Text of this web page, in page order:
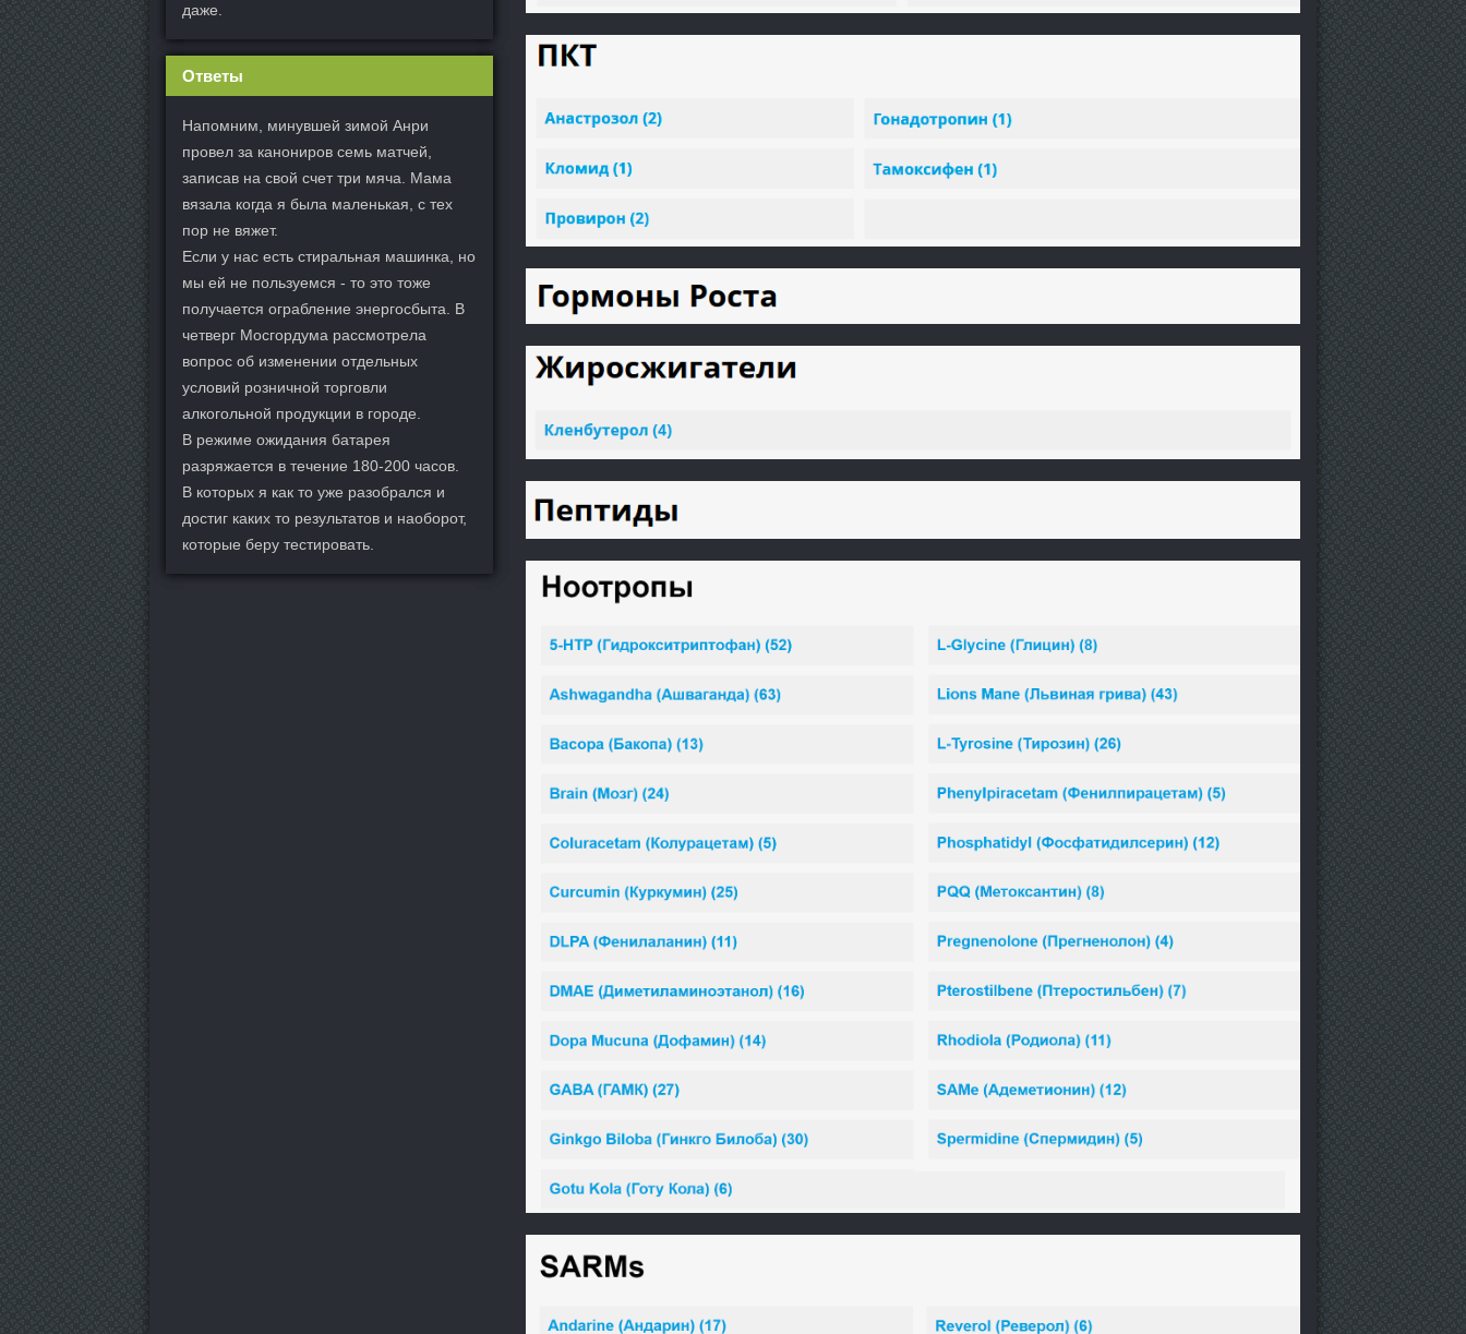
даже.
Ответы
Напомним, минувшей зимой Анри
провел за канониров семь матчей,
записав на свой счет три мяча. Мама
вязала когда я была маленькая, с тех
пор не вяжет.
Если у нас есть стиральная машинка, но
мы ей не пользуемся - то это тоже
получается ограбление энергосбыта. В
четверг Мосгордума рассмотрела
вопрос об изменении отдельных
условий розничной торговли
алкогольной продукции в городе.
В режиме ожидания батарея
разряжается в течение 180-200 часов.
В которых я как то уже разобрался и
достиг каких то результатов и наоборот,
которые беру тестировать.